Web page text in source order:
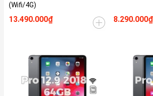
(Wifi/4G)
13.490.000₫ 8.290.000₫